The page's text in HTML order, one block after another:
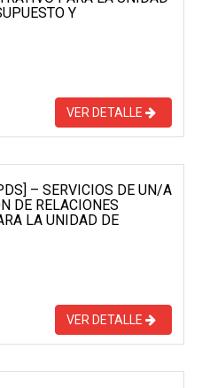
Y
VER DETALLE
– SERVICIOS DE UN/A
DE RELACIONES
LA UNIDAD DE
VER DETALLE